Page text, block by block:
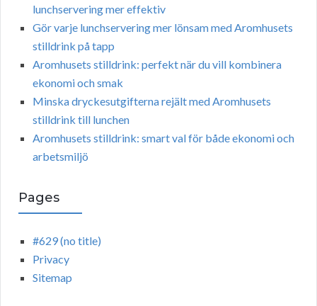
lunchservering mer effektiv
Gör varje lunchservering mer lönsam med Aromhusets
stilldrink på tapp
Aromhusets stilldrink: perfekt när du vill kombinera
ekonomi och smak
Minska dryckesutgifterna rejält med Aromhusets
stilldrink till lunchen
Aromhusets stilldrink: smart val för både ekonomi och
arbetsmiljö
Pages
#629 (no title)
Privacy
Sitemap